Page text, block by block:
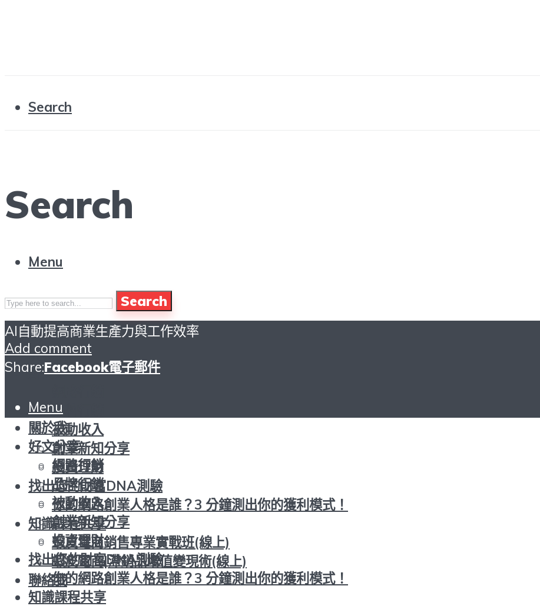
Search
Search
Search
頁首
關於我
好文分享
品牌行銷
被動收入
創業新知分享
投資理財
找出您的財富DNA測驗
你的網路創業人格是誰？3 分鐘測出你的獲利模式！
知識課程共享
蝦皮電商銷售專業實戰班(線上)
蝦皮電商|滯銷品增值變現術(線上)
聯絡我
Menu
頁首
關於我
好文分享
網路行銷
品牌行銷
被動收入
創業新知分享
投資理財
找出您的財富DNA測驗
你的網路創業人格是誰？3 分鐘測出你的獲利模式！
知識課程共享
AI自動提高商業生產力與工作效率
Add comment
Share:Facebook電子郵件
Menu